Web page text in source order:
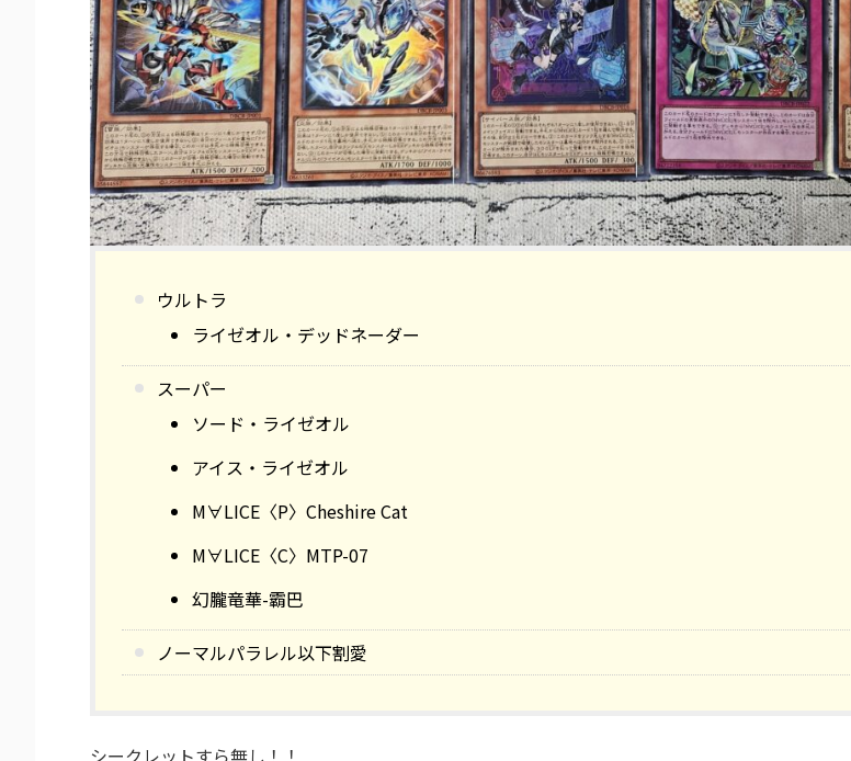
ウルトラ
ライゼオル・デッドネーダー
スーパー
ソード・ライゼオル
アイス・ライゼオル
M∀LICE〈P〉Cheshire Cat
M∀LICE〈C〉MTP-07
幻朧竜華-霸巴
ノーマルパラレル以下割愛